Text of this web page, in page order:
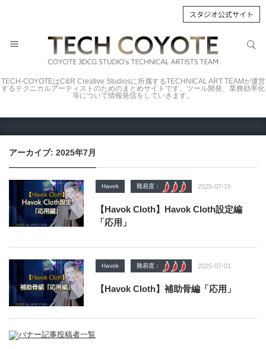
スタジオ公式サイト
TECH-COYOTEはC&R Creative Studiosに所属するTECHNICAL ART TEAMが運営
するテクニカルアーティストのためのまとめサイトです。ツール開発、業務効率化
等について情報発信をしていきます。
アーカイブ: 2025年7月
Havok 難易度： 2025-07-15
【Havok Cloth】Havok Cloth設定編
「応用」
Havok 難易度： 2025-07-01
【Havok Cloth】補助骨編「応用」
サイト内検索